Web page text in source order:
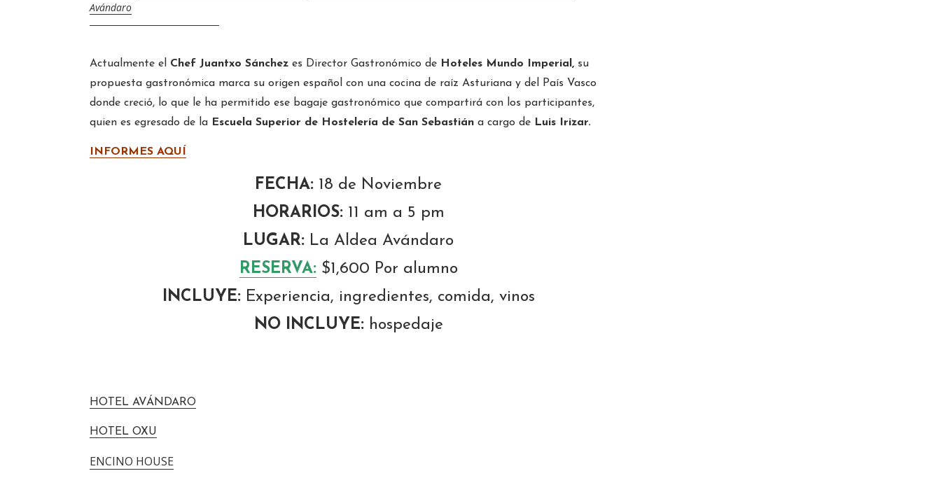
Avándaro
Actualmente el Chef Juantxo Sánchez es Director Gastronómico de Hoteles Mundo Imperial, su
propuesta gastronómica marca su origen español con una cocina de raíz Asturiana y del País Vasco
donde creció, lo que le ha permitido ese bagaje gastronómico que compartirá con los participantes,
quien es egresado de la Escuela Superior de Hostelería de San Sebastián a cargo de Luis Irizar.
INFORMES AQUÍ
FECHA: 18 de Noviembre
HORARIOS:11 am a 5 pm
LUGAR: La Aldea Avándaro
RESERVA:$1,600 Por alumno
INCLUYE:Experiencia, ingredientes, comida, vinos
NO INCLUYE:hospedaje
HOTEL AVÁNDARO
HOTEL OXU
ENCINO HOUSE